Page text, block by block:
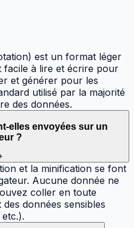
est un format léger
facile à lire et écrire pour
et générer pour les
utilisé par la majorité
des données.
elles envoyées sur un
?
et la minification se font
Aucune donnée ne
coller en toute
données sensibles